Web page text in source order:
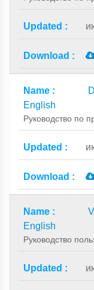
English
Руководство по
English
Руководство